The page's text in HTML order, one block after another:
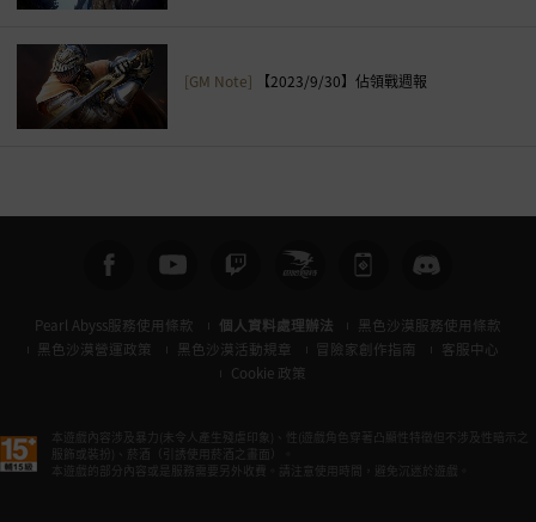
[GM Note] 【2023/9/30】佔領戰週報
Pearl Abyss服務使用條款 個人資料處理辦法
黑色沙漠服務使用條款
黑色沙漠營運政策
黑色沙漠活動規章 冒險家創作指南
客服中心
Cookie 政策
本遊戲內容涉及暴力(未令人產生殘虐印象)、性(遊戲角色穿著凸顯性特徵但不涉及性暗示之
服飾或裝扮)、菸酒（引誘使用菸酒之畫面）。
本遊戲的部分內容或是服務需要另外收費。請注意使用時間，避免沉迷於遊戲。